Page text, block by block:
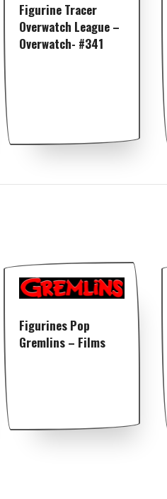
Figurine Tracer
Overwatch League –
Overwatch- #341
Figurines Pop
Gremlins – Films